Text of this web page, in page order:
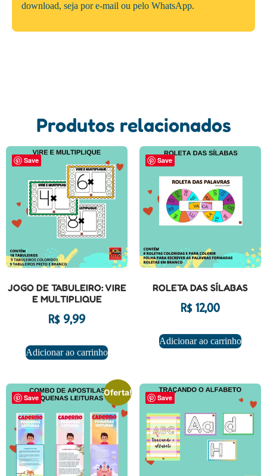
download, seja por e-mail ou pelo WhatsApp.
Produtos relacionados
Save
JOGO DE TABULEIRO: VIRE
E MULTIPLIQUE
R$9,99
Adicionar ao carrinho
Save
ROLETA DAS SÍLABAS
R$12,00
Adicionar ao carrinho
Save
Oferta!
Save